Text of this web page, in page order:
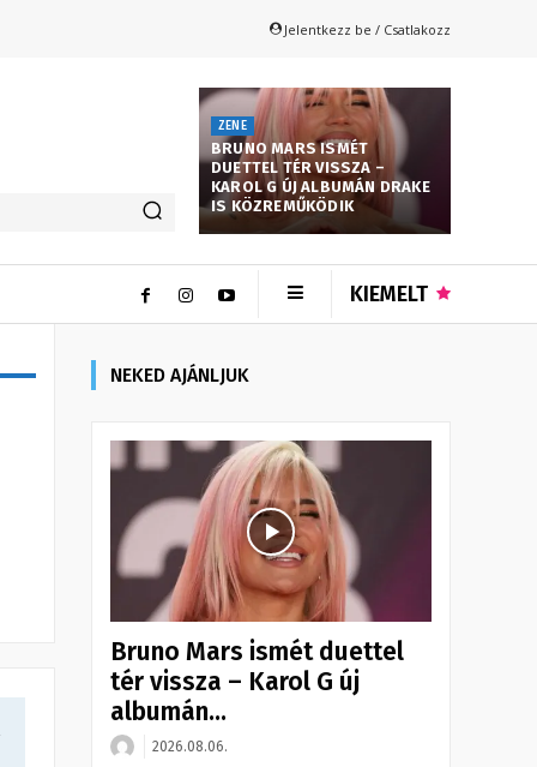
Jelentkezz be / Csatlakozz
ZENE
BRUNO MARS ISMÉT
DUETTEL TÉR VISSZA –
KAROL G ÚJ ALBUMÁN DRAKE
IS KÖZREMŰKÖDIK
KIEMELT
NEKED AJÁNLJUK
Bruno Mars ismét duettel
tér vissza – Karol G új
albumán...
2026.08.06.